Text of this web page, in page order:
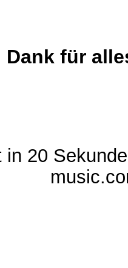
Dank für
in 20